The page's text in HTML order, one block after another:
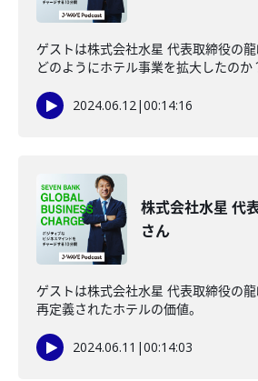
ゲストは株式会社水星 代表取締役の龍
どのようにホテル事業を拡大したのか
2024.06.12|00:14:16
株式会社水星 代
さん
ゲストは株式会社水星 代表取締役の龍
再定義されたホテルの価値。
2024.06.11 |00:14:03